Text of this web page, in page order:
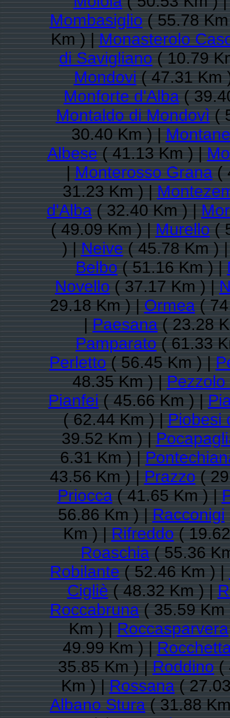
Mombasiglio( 55.78
Km ) |Monasterolo
di Savigliano( 10.79
Mondovi( 47.31 Km
Monforte d'Alba(
Montaldo di Mondovì(
30.40 Km ) |
Albese( 41.13 Km ) |
|Monterosso Grana(
31.23 Km ) |
d'Alba( 32.40 Km ) |
( 49.09 Km ) |Murello(
) |Neive( 45.78 Km )
Belbo( 51.16 Km ) |
Novello( 37.17 Km ) |
29.18 Km ) |Ormea(
|Paesana( 23.28
Pamparato( 61.33
Perletto( 56.45 Km ) |
48.35 Km ) |Pezzolo
Pianfei( 45.66 Km ) |
( 62.44 Km ) |Piobesi
39.52 Km ) |
6.31 Km ) |
43.56 Km ) |Prazzo(
Priocca( 41.65 Km ) |
56.86 Km ) |Racconigi
Km ) |Rifreddo(
Roaschia( 55.36
Robilante( 52.46 Km ) |
Cigliè( 48.32 Km ) |
Roccabruna( 35.59
Km ) |Roccasparvera
49.99 Km ) |
35.85 Km ) |Roddino(
Km ) |Rossana(
Albano Stura( 31.88